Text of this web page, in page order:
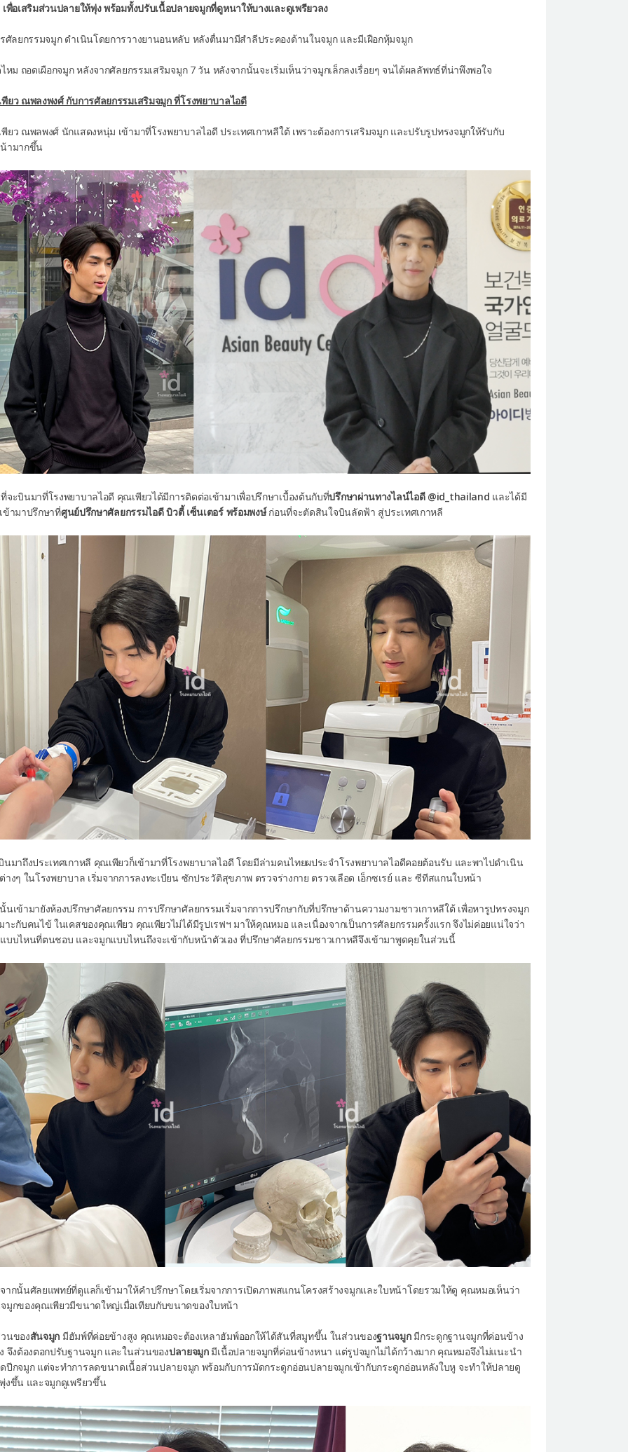
เพื่อเสริมส่วนปลายให้พุ่ง พร้อมทั้งปรับเนื้อปลายจมูกที่ดูหนาให้บางและดูเพรียวลง
ศัลยกรรมจมูก ดำเนินโดยการวางยานอนหลับ หลังตื่นมามีสำลีประคองด้านในจมูก และมีเฝือกหุ้มจมูก
หม ถอดเผือกจมูก หลังจากศัลยกรรมเสริมจมูก 7 วัน หลังจากนั้นจะเริ่มเห็นว่าจมูกเล็กลงเรื่อยๆ จนได้ผลลัพทธ์ที่น่าพึงพอใจ
ยว ณพลงพงศ์ กับการศัลยกรรมเสริมจมูก ที่โรงพยาบาลไอดี
ยว ณพลพงศ์ นักแสดงหนุ่ม เข้ามาที่โรงพยาบาลไอดี ประเทศเกาหลีใต้ เพราะต้องการเสริมจมูก และปรับรูปทรงจมูกให้รับกับ
ามากขึ้น
จะบินมาที่โรงพยาบาลไอดี คุณเพียวได้มีการติดต่อเข้ามาเพื่อปรึกษาเบื้องต้นกับที่ปรึกษาผ่านทางไลน์ไอดี@id_thailand และได้มี
ข้ามาปรึกษาที่ศูนย์ปรึกษาศัลยกรรมไอดี บิวตี้ เซ็นเตอร์ พร้อมพงษ์ก่อนที่จะตัดสินใจบินลัดฟ้า สู่ประเทศเกาหลี
นมาถึงประเทศเกาหลี คุณเพียวก็เข้ามาที่โรงพยาบาลไอดี โดยมีล่ามคนไทยผประจำโรงพยาบาลไอดีคอยต้อนรับ และพาไปดำเนิน
างๆ ในโรงพยาบาล เริ่มจากการลงทะเบียน ซักประวัติสุขภาพ ตรวจร่างกาย ตรวจเลือด เอ็กซเรย์ และ ซีทีสแกนใบหน้า
นเข้ามายังห้องปรึกษาศัลยกรรม การปรึกษาศัลยกรรมเริ่มจากการปรึกษากับที่ปรึกษาด้านความงามชาวเกาหลีใต้ เพื่อหารูปทรงจมูก
าะกับคนไข้ ในเคสของคุณเพียว คุณเพียวไม่ได้มีรูปเรฟฯ มาให้คุณหมอ และเนื่องจากเป็นการศัลยกรรมครั้งแรก จึงไม่ค่อยแน่ใจว่า
บบไหนที่ตนชอบ และจมูกแบบไหนถึงจะเข้ากับหน้าตัวเอง ที่ปรึกษาศัลยกรรมชาวเกาหลีจึงเข้ามาพูดคุยในส่วนนี้
ากนั้นศัลยแพทย์ที่ดูแลก็เข้ามาให้คำปรึกษาโดยเริ่มจากการเปิดภาพสแกนโครงสร้างจมูกและใบหน้าโดยรวมให้ดู คุณหมอเห็นว่า
มูกของคุณเพียวมีขนาดใหญ่เมื่อเทียบกับขนาดของใบหน้า
นของสันจมูก มีฮัมพ์ที่ค่อยข้างสูง คุณหมอจะต้องเหลาฮัมพ์ออกให้ได้สันที่สมูทขึ้น ในส่วนของฐานจมูกมีกระดูกฐานจมูกที่ค่อนข้าง
จึงต้องตอกปรับฐานจมูก และในส่วนของปลายจมูกมีเนื้อปลายจมูกที่ค่อนข้างหนา แต่รูปจมูกไม่ได้กว้างมาก คุณหมอจึงไม่แนะนำ
ปีกจมูก แต่จะทำการลดขนาดเนื้อส่วนปลายจมูก พร้อมกับการมัดกระดูกอ่อนปลายจมูกเข้ากับกระดูกอ่อนหลังใบหู จะทำให้ปลายดู
งขึ้น และจมูกดูเพรียวขึ้น